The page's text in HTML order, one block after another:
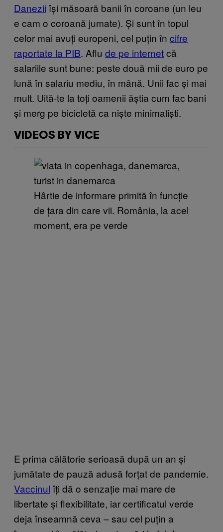
Danezii își măsoară banii în coroane (un leu
e cam o coroană jumate). Și sunt în topul
celor mai avuți europeni, cel puțin în cifre
raportate la PIB. Aflu de pe internetcă
salariile sunt bune: peste două mii de euro pe
lună în salariu mediu, în mână. Unii fac și mai
mult. Uită-te la toți oamenii ăștia cum fac bani
și merg pe bicicletă ca niște minimaliști.
VIDEOS BY VICE
Hârtie de informare primită în funcție
de țara din care vii. România, la acel
moment, era pe verde
E prima călătorie serioasă după un an și
jumătate de pauză adusă forțat de pandemie.
Vaccinul îți dă o senzație mai mare de
libertate și flexibilitate, iar certificatul verde
deja înseamnă ceva – sau cel puțin a